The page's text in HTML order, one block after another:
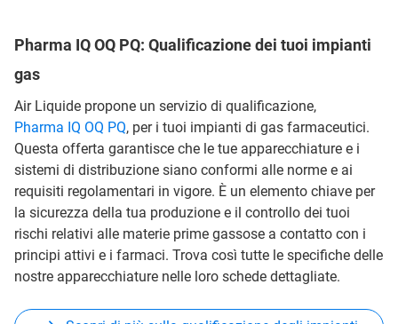
Pharma IQ OQ PQ: Qualificazione dei tuoi impianti
gas
Air Liquide propone un servizio di qualificazione,
Pharma IQ OQ PQ, per i tuoi impianti di gas farmaceutici.
Questa offerta garantisce che le tue apparecchiature e i
sistemi di distribuzione siano conformi alle norme e ai
requisiti regolamentari in vigore. È un elemento chiave per
la sicurezza della tua produzione e il controllo dei tuoi
rischi relativi alle materie prime gassose a contatto con i
principi attivi e i farmaci. Trova così tutte le specifiche delle
nostre apparecchiature nelle loro schede dettagliate.